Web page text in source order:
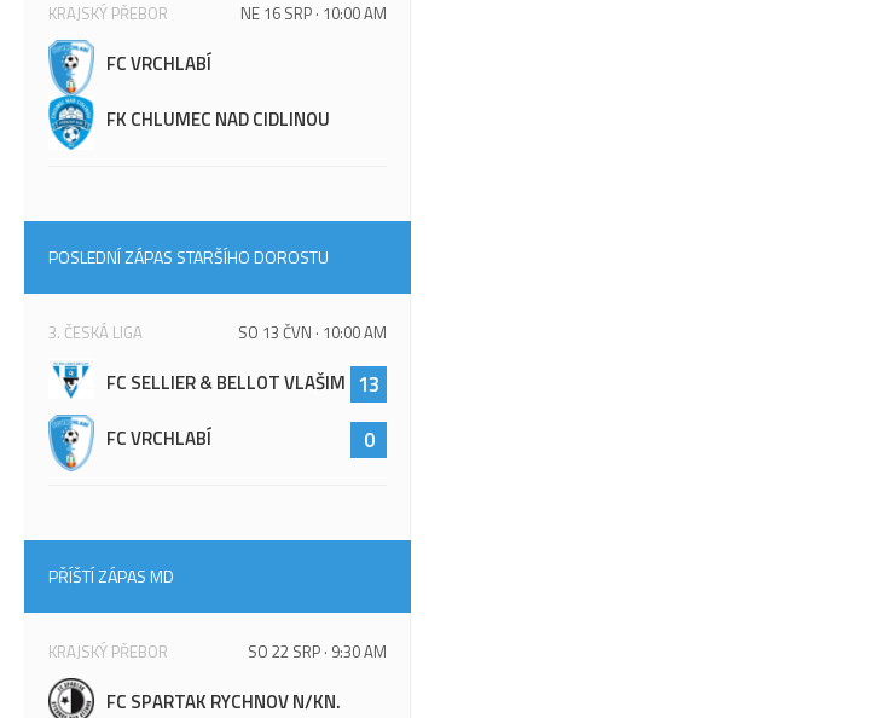
KRAJSKÝ PŘEBOR NE 16 SRP · 10:00 AM
FC VRCHLABÍ
FK CHLUMEC NAD CIDLINOU
POSLEDNÍ ZÁPAS STARŠÍHO DOROSTU
3. ČESKÁ LIGA SO 13 ČVN · 10:00 AM
FC SELLIER & BELLOT VLAŠIM 13
FC VRCHLABÍ 0
PŘÍŠTÍ ZÁPAS MD
KRAJSKÝ PŘEBOR SO 22 SRP · 9:30 AM
FC SPARTAK RYCHNOV N/KN.